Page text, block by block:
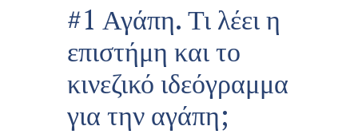
#1 Αγάπη. Τι λέει η
επιστήμη και το
κινεζικό ιδεόγραμμα
για την αγάπη;